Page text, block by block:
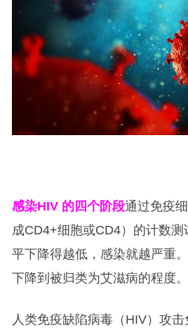
感染HIV 的四个阶段通过免疫
成CD4+细胞或CD4）的计数
平下降得越低，感染就越严重
下降到被归类为艾滋病的程度。
人类免疫缺陷病毒（HIV）攻击